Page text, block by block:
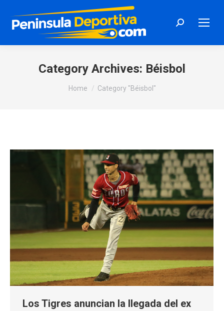
Search:
Category Archives: Béisbol
You are here:
Home Category "Béisbol"
Los Tigres anuncian la llegada del ex